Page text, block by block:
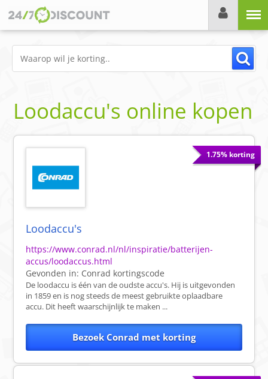
Loodaccu's online kopen
1.75% korting
Loodaccu's
https://www.conrad.nl/nl/inspiratie/batterijen-
accus/loodaccus.html
Gevonden in: Conrad kortingscode
De loodaccu is één van de oudste accu's. Hij is uitgevonden
in 1859 en is nog steeds de meest gebruikte oplaadbare
accu. Dit heeft waarschijnlijk te maken ...
Bezoek Conrad met korting